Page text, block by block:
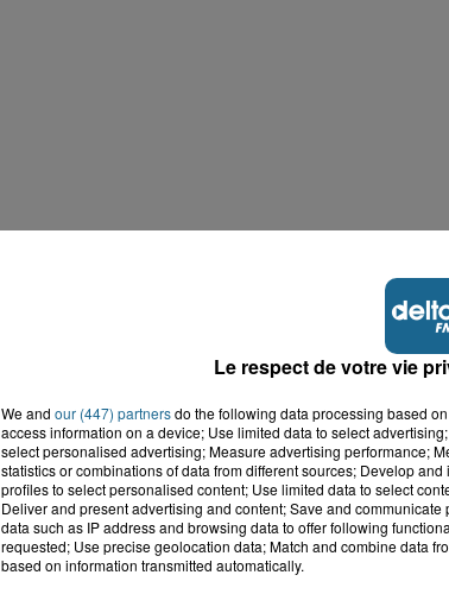
Le respect de votre vie
We and our (447) partnersdo the following data processing based
access information on a device; Use limited data to select
select personalised advertising; Measure advertising performance;
statistics or combinations of data from different sources; Develop
profiles to select personalised content; Use limited data to select
Deliver and present advertising and content; Save and
data such as IP address and browsing data to offer following
requested; Use precise geolocation data; Match and combine data
based on information transmitted automatically.